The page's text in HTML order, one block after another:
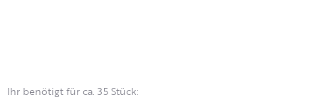
Ihr benötigt für ca. 35 Stück: